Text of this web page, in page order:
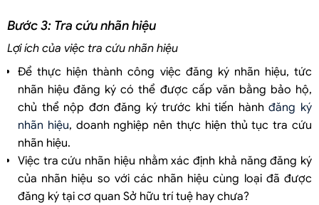
Bước 3: Tra cứu nhãn hiệu
Lợi ích của việc tra cứu nhãn hiệu
Để thực hiện thành công việc đăng ký nhãn hiệu, tức
nhãn hiệu đăng ký có thể được cấp văn bằng bảo hộ,
chủ thể nộp đơn đăng ký trước khi tiến hànhđăng ký
nhãn hiệu, doanh nghiệp nên thực hiện thủ tục tra cứu
nhãn hiệu.
Việc tra cứu nhãn hiệu nhằm xác định khả năng đăng ký
của nhãn hiệu so với các nhãn hiệu cùng loại đã được
đăng ký tại cơ quan Sở hữu trí tuệ hay chưa?